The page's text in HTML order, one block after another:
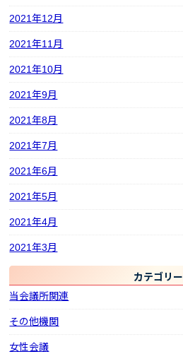
2021年12月
2021年11月
2021年10月
2021年9月
2021年8月
2021年7月
2021年6月
2021年5月
2021年4月
2021年3月
カテゴリー
当会議所関連
その他機関
女性会議